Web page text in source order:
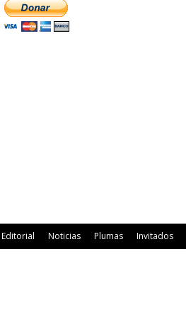
Editorial Noticias Plumas Invitados